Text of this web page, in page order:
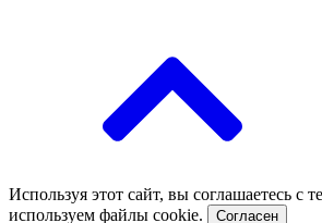
Используя этот сайт, вы соглашаетесь с
используем файлы cookie.
Согласен